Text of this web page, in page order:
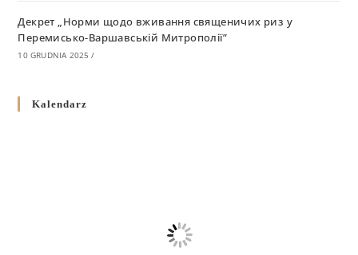
Декрет „Норми щодо вживання священичих риз у
Перемисько-Варшавській Митрополії”
10 GRUDNIA 2025 /
григоріанським календарем
Душпастирський план Вроцлавсько-Кошалінської єпархії
Kalendarz